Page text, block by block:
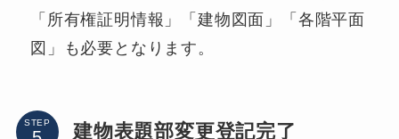
「所有権証明情報」「建物図面」「各階平面
図」も必要となります。
STEP 建物表題部変更登記完了